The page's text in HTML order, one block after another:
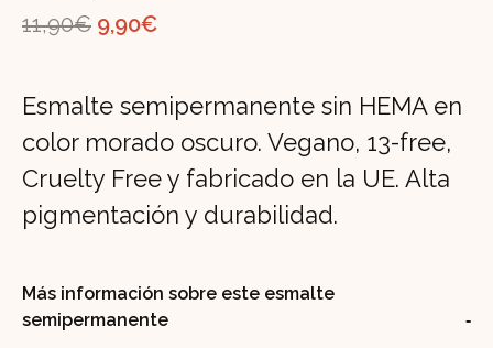
11,90€ El
original
era:
11,90€.
9,90€El
actual
es:
9,90€.
Esmalte semipermanente sin HEMA en
color morado oscuro. Vegano, 13-free,
Cruelty Free y fabricado en la UE. Alta
pigmentación y durabilidad.
Más información sobre este esmalte
semipermanente